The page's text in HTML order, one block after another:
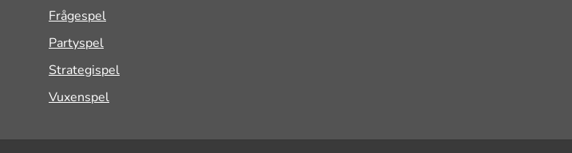
Frågespel
Partyspel
Strategispel
Vuxenspel